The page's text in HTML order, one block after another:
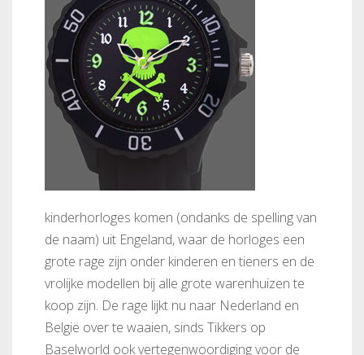
kinderhorloges komen (ondanks de spelling van
de naam) uit Engeland, waar de horloges een
grote rage zijn onder kinderen en tieners en de
vrolijke modellen bij alle grote warenhuizen te
koop zijn. De rage lijkt nu naar Nederland en
België over te waaien, sinds Tikkers op
Baselworld ook vertegenwoordiging voor de